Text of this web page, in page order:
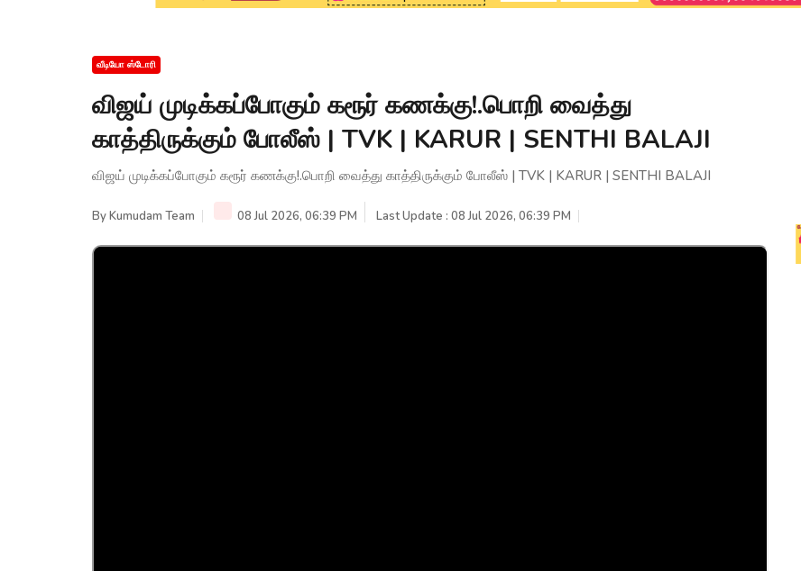
வீடியோ ஸ்டோரி
விஜய் முடிக்கப்போகும் கரூர் கணக்கு!.பொறி வைத்து
காத்திருக்கும் போலீஸ் | TVK | KARUR | SENTHI BALAJI
விஜய் முடிக்கப்போகும் கரூர் கணக்கு!.பொறி வைத்து காத்திருக்கும் போலீஸ் | TVK | KARUR | SENTHI BALAJI
ByKumudam Team 08 Jul 2026, 06:39 PM Last Update : 08 Jul 2026, 06:39 PM